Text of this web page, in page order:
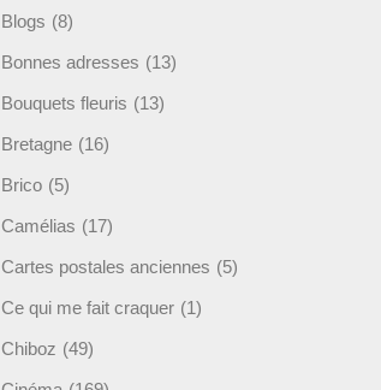
Blogs (8)
Bonnes adresses (13)
Bouquets fleuris (13)
Bretagne (16)
Brico (5)
Camélias (17)
Cartes postales anciennes (5)
Ce qui me fait craquer (1)
Chiboz (49)